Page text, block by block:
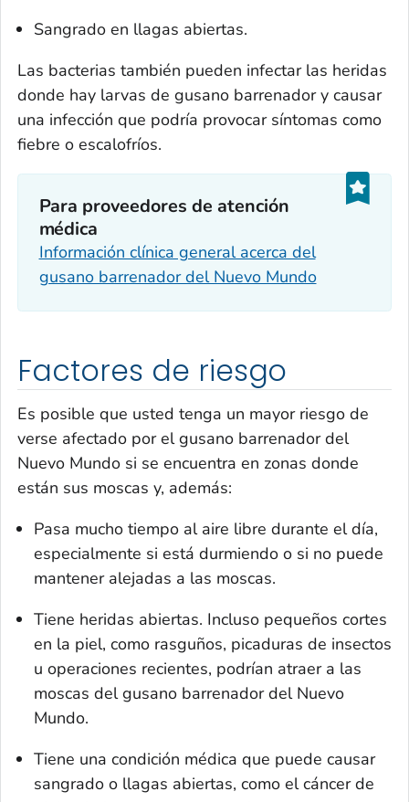
Sangrado en llagas abiertas.
Las bacterias también pueden infectar las heridas
donde hay larvas de gusano barrenador y causar
una infección que podría provocar síntomas como
fiebre o escalofríos.
Para proveedores de atención
médica
Información clínica general acerca del
gusano barrenador del Nuevo Mundo
Factores de riesgo
Es posible que usted tenga un mayor riesgo de
verse afectado por el gusano barrenador del
Nuevo Mundo si se encuentra en zonas donde
están sus moscas y, además:
Pasa mucho tiempo al aire libre durante el día,
especialmente si está durmiendo o si no puede
mantener alejadas a las moscas.
Tiene heridas abiertas. Incluso pequeños cortes
en la piel, como rasguños, picaduras de insectos
u operaciones recientes, podrían atraer a las
moscas del gusano barrenador del Nuevo
Mundo.
Tiene una condición médica que puede causar
sangrado o llagas abiertas, como el cáncer de